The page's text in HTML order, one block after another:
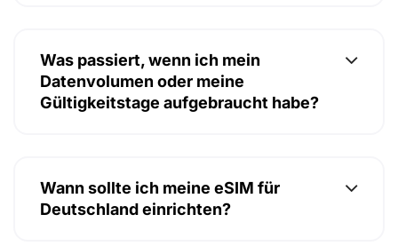
Was passiert, wenn ich mein
Datenvolumen oder meine
Gültigkeitstage aufgebraucht habe?
Wann sollte ich meine eSIM für
Deutschland einrichten?